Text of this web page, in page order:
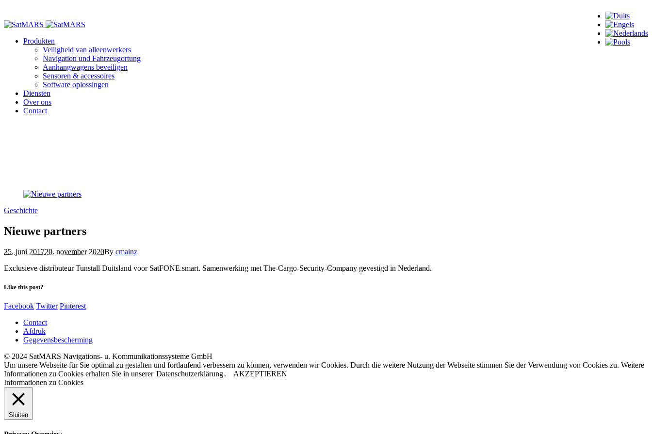
Produkten
Veiligheid van alleenwerkers
Navigation und Fahrzeugortung
Aanhangwagens beveiligen
Sensoren & accessoires
Software oplossingen
Diensten
Over ons
Contact
Geschichte
Nieuwe partners
25. juni 201720. november 2020By cmainz
Exclusieve distributeur Tunstall Duitsland voor SatFONE.smart. Samenwerking met The-Cargo-Security-Company gevestigd in Nederland.
Like this post?
Facebook Twitter Pinterest
Contact
Afdruk
Gegevensbescherming
© 2024 SatMARS Navigations- u. Kommunikationssysteme GmbH
Um unsere Webseite für Sie optimal zu gestalten und fortlaufend verbessern zu können, verwenden wir Cookies. Durch die weitere Nutzung der Webseite stimmen Sie der Verwendung von Cookies zu. Weitere
Informationen zu Cookies erhalten Sie in unserer Datenschutzerklärung.
AKZEPTIEREN
Informationen zu Cookies
Sluiten